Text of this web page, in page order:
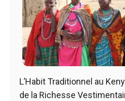
L’Habit Traditionnel au
de la Richesse